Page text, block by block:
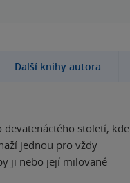
Další knihy autora
století, kde
jednou pro vždy
ji nebo její milované